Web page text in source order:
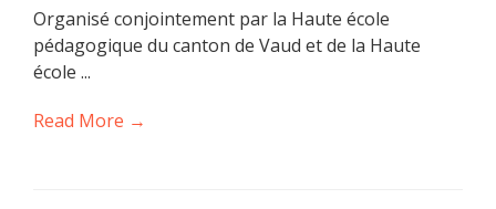
Organisé conjointement par la Haute école
pédagogique du canton de Vaud et de la Haute
école ...
Read More →